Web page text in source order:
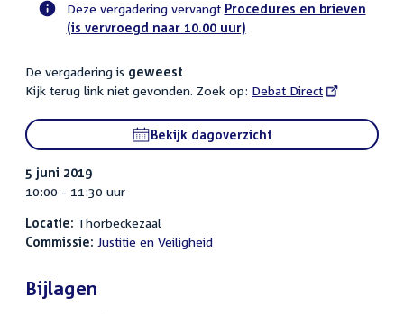
Voortgangsstatus
activiteit
Deze vergadering vervangt Procedures en brieven
(is vervroegd naar 10.00 uur)
De vergadering is geweest
Kijk terug link niet gevonden. Zoek op: External
Debat Direct
Bekijk dagoverzicht
5 juni 2019
10:00 - 11:30 uur
Locatie: Thorbeckezaal
Commissie: Justitie en Veiligheid
Bijlagen